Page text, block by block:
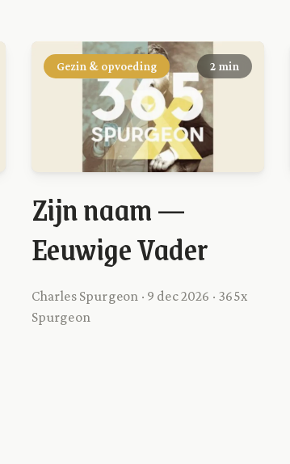
Gezin & opvoeding 2 min
Zijn naam —
Eeuwige Vader
Charles Spurgeon · 9 dec 2026 · 365x
Spurgeon